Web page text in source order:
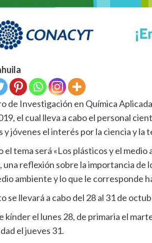
de Investigación en Química
el cual lleva a cabo el personal
y jóvenes el interés por la ciencia y la
el tema será «Los plásticos y el
una reflexión sobre la importancia de
ambiente y lo que le corresponde
se llevará a cabo del 28 al 31 de
kínder el lunes 28, de primaria el
el jueves 31.